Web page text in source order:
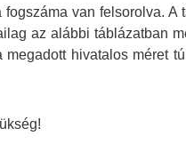
van felsorolva. A
az alábbi táblázatban
hivatalos méret